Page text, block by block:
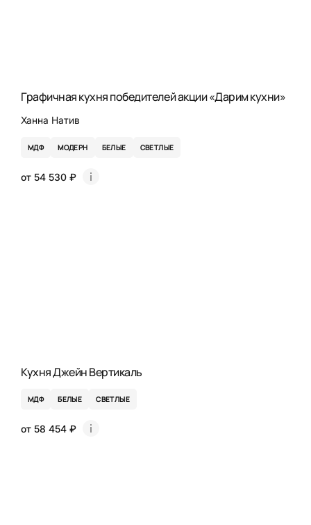
Графичная кухня победителей акции «Дарим кухни»
Ханна Натив
МДФ МОДЕРН БЕЛЫЕ СВЕТЛЫЕ
от 54 530 ₽
Кухня Джейн Вертикаль
МДФ БЕЛЫЕ СВЕТЛЫЕ
от 58 454 ₽